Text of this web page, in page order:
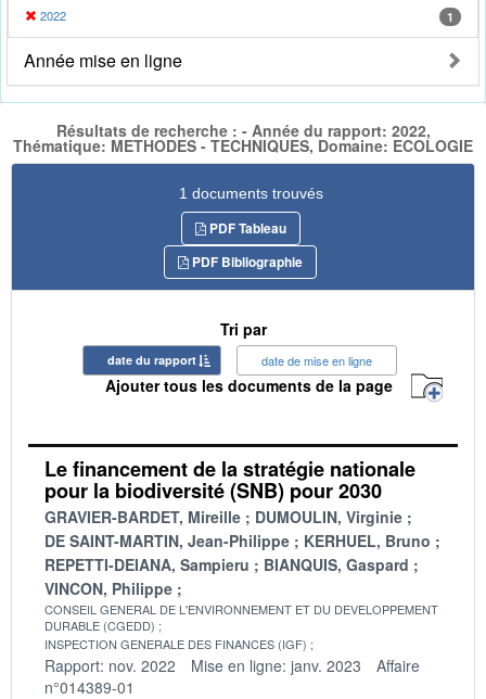
2022 1
Année mise en ligne
Résultats de recherche : - Année du rapport: 2022,
Thématique: METHODES - TECHNIQUES, Domaine: ECOLOGIE
1 documents trouvés
PDF Tableau
PDF Bibliographie
Tri par
date du rapport date de mise en ligne
Ajouter tous les documents de la page
Le financement de la stratégie nationale
pour la biodiversité (SNB) pour 2030
GRAVIER-BARDET, Mireille
DUMOULIN, Virginie
DE SAINT-MARTIN, Jean-Philippe
KERHUEL, Bruno
REPETTI-DEIANA, Sampieru
BIANQUIS, Gaspard
VINCON, Philippe
CONSEIL GENERAL DE L'ENVIRONNEMENT ET DU DEVELOPPEMENT
DURABLE (CGEDD)
INSPECTION GENERALE DES FINANCES (IGF)
Rapport: nov. 2022 Mise en ligne: janv. 2023
Affaire
n°014389-01